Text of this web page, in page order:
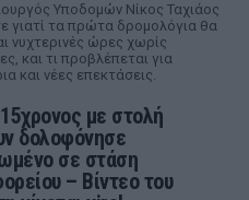
Υποδομών Νίκος Ταχιάος
γιατί τα πρώτα δρομολόγια θα
νυχτερινές ώρες χωρίς
και τι προβλέπεται για
και νέες επεκτάσεις.
με στολή
δολοφόνησε
σε στάση
– Βίντεο του